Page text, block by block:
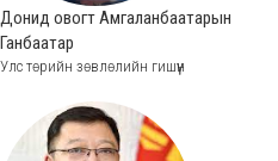
Донид овогт Амгаланбаатарын
Ганбаатар
Улс төрийн зөвлөлийн гишүүн